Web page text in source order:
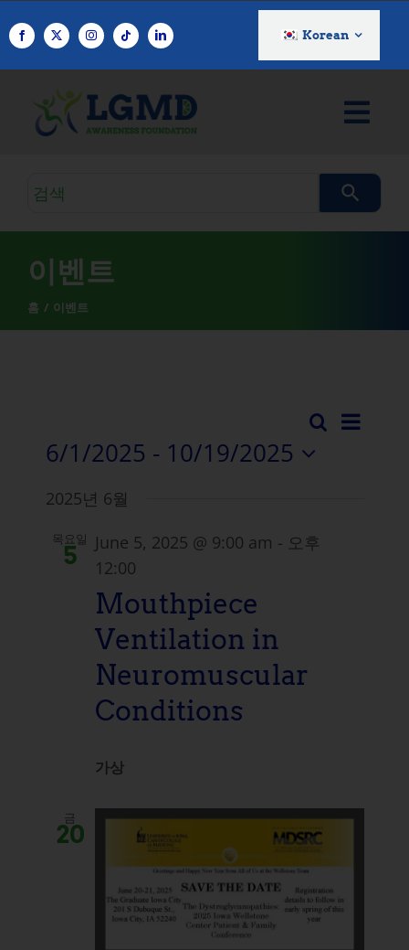
텐
Korean
검
쿼
리
이벤트
홈 이벤트
이
검
보
검
색
이
목
6/1/2025 - 10/19/2025
짜
를
선
택
2025년 6월
목요일
5 June 5, 2025 @ 9:00 am - 오후
12:00
Mouthpiece
Ventilation in
Neuromuscular
Conditions
가상
금
20